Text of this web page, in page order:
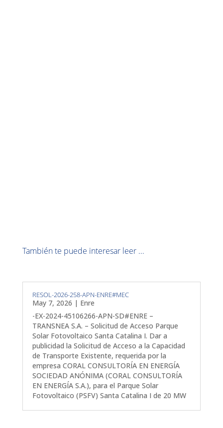
También te puede interesar leer ...
RESOL-2026-258-APN-ENRE#MEC
May 7, 2026 | Enre
-EX-2024-45106266-APN-SD#ENRE –
TRANSNEA S.A. – Solicitud de Acceso Parque
Solar Fotovoltaico Santa Catalina I. Dar a
publicidad la Solicitud de Acceso a la Capacidad
de Transporte Existente, requerida por la
empresa CORAL CONSULTORÍA EN ENERGÍA
SOCIEDAD ANÓNIMA (CORAL CONSULTORÍA
EN ENERGÍA S.A.), para el Parque Solar
Fotovoltaico (PSFV) Santa Catalina I de 20 MW